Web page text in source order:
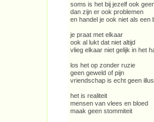
soms is het bij jezelf ook
dan zijn er ook problemen
en handel je ook niet als een
je praat met elkaar
ook al lukt dat niet altijd
vlieg elkaar niet gelijk in het
los het op zonder ruzie
geen geweld of pijn
vriendschap is echt geen
het is realiteit
mensen van vlees en bloed
maak geen stommiteit